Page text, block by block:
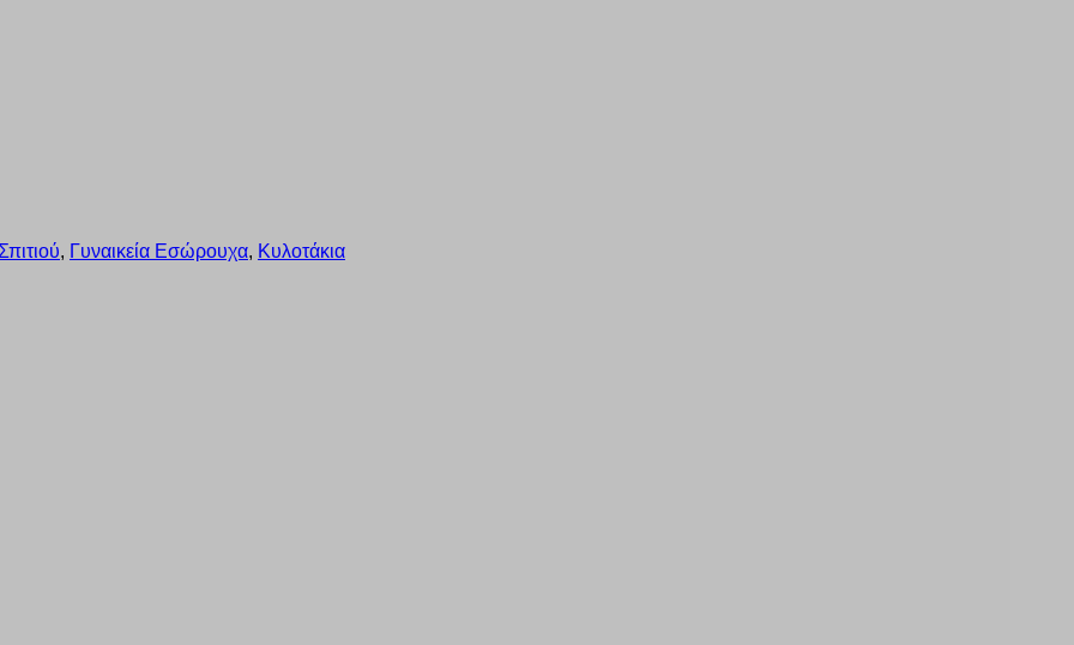
, Γυναικεία Εσώρουχα, Κυλοτάκια